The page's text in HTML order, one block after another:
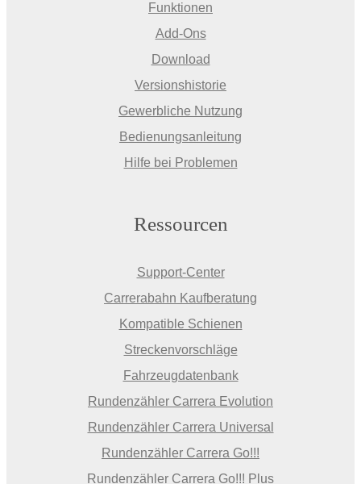
Funktionen
Add-Ons
Download
Versionshistorie
Gewerbliche Nutzung
Bedienungsanleitung
Hilfe bei Problemen
Ressourcen
Support-Center
Carrerabahn Kaufberatung
Kompatible Schienen
Streckenvorschläge
Fahrzeugdatenbank
Rundenzähler Carrera Evolution
Rundenzähler Carrera Universal
Rundenzähler Carrera Go!!!
Rundenzähler Carrera Go!!! Plus